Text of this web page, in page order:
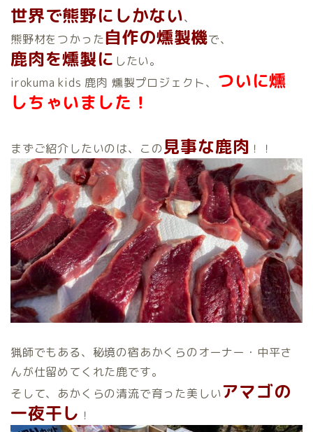
世界で熊野にしかない、
熊野材をつかった自作の燻製機で、
鹿肉を燻製に したい。
irokuma kids 鹿肉 燻製プロジェクト、 ついに燻
しちゃいました！
まずご紹介したいのは、この見事な鹿肉 ！！
猟師でもある、秘境の宿あかくらのオーナー・中平さ
んが仕留めてくれた鹿です。
そして、あかくらの清流で育った美しいアマゴの
一夜干し ！